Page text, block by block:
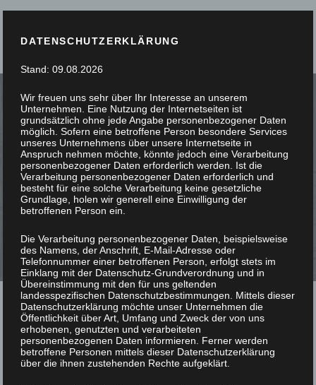
SIE STÖBERN, WIR
SCHREINERN
DATENSCHUTZERKLÄRUNG
Stand: 09.08.2026
Wir freuen uns sehr über Ihr Interesse an unserem
Unternehmen. Eine Nutzung der Internetseiten ist
grundsätzlich ohne jede Angabe personenbezogener Daten
möglich. Sofern eine betroffene Person besondere Services
unseres Unternehmens über unsere Internetseite in
Anspruch nehmen möchte, könnte jedoch eine Verarbeitung
personenbezogener Daten erforderlich werden. Ist die
Verarbeitung personenbezogener Daten erforderlich und
besteht für eine solche Verarbeitung keine gesetzliche
Grundlage, holen wir generell eine Einwilligung der
betroffenen Person ein.
Die Verarbeitung personenbezogener Daten, beispielsweise
des Namens, der Anschrift, E-Mail-Adresse oder
Telefonnummer einer betroffenen Person, erfolgt stets im
Einklang mit der Datenschutz-Grundverordnung und in
Übereinstimmung mit den für uns geltenden
landesspezifischen Datenschutzbestimmungen. Mittels dieser
Datenschutzerklärung möchte unser Unternehmen die
Öffentlichkeit über Art, Umfang und Zweck der von uns
erhobenen, genutzten und verarbeiteten
personenbezogenen Daten informieren. Ferner werden
betroffene Personen mittels dieser Datenschutzerklärung
über die ihnen zustehenden Rechte aufgeklärt.